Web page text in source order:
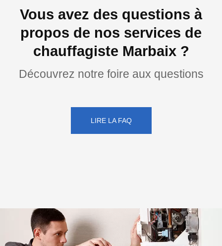
Vous avez des questions à
propos de nos services de
chauffagiste Marbaix ?
Découvrez notre foire aux questions
LIRE LA FAQ